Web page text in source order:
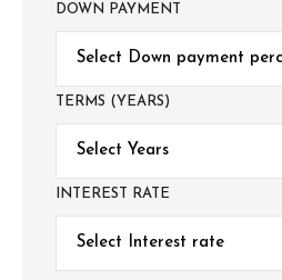
DOWN PAYMENT
TERMS (YEARS)
INTEREST RATE